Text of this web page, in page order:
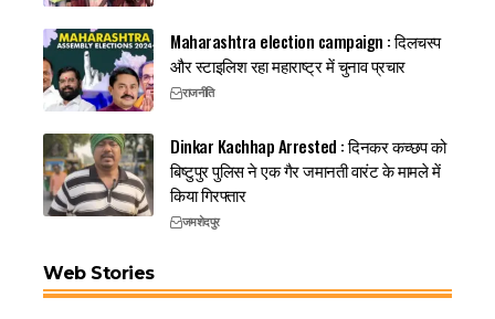
Maharashtra election campaign : दिलचस्प
और स्टाइलिश रहा महाराष्ट्र में चुनाव प्रचार
राजनीति
Dinkar Kachhap Arrested : दिनकर कच्छप को
बिष्टुपुर पुलिस ने एक गैर जमानती वारंट के मामले में
किया गिरफ्तार
जमशेदपुर
Web Stories